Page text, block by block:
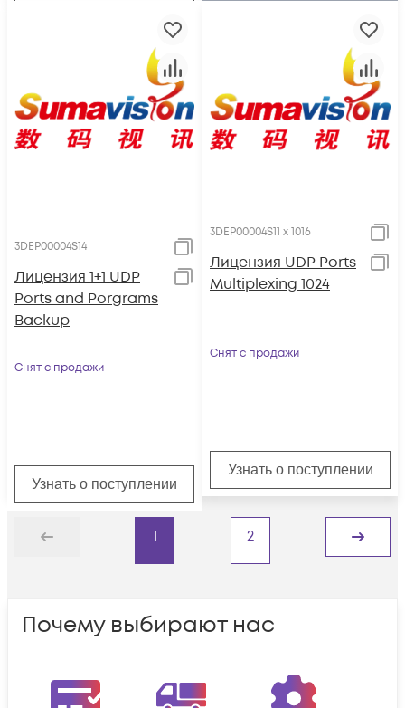
3DEP00004S14
Лицензия 1+1 UDP
Ports and Porgrams
Backup
Снят с продажи
Узнать о поступлении
3DEP00004S11 x 1016
Лицензия UDP Ports
Multiplexing 1024
Снят с продажи
Узнать о поступлении
Назад
1 2
Дальше
Почему выбирают нас